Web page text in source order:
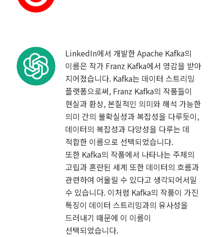
LinkedIn에서 개발한 Apache Kafka의
이름은 작가 Franz Kafka에서 영감을 받아
지어졌습니다. Kafka는 데이터 스트리밍
플랫폼으로써, Franz Kafka의 작품들이
현실과 환상, 본질적인 의미와 해석 가능한
의미 간의 불확실성과 복잡성을 다루듯이,
데이터의 복잡성과 다양성을 다루는 데
적합한 이름으로 선택되었습니다.
또한 Kafka의 작품에서 나타나는 주체의
고립과 혼란된 세계 또한 데이터의 흐름과
관련하여 어울릴 수 있다고 생각되어서일
수 있습니다. 이처럼 Kafka의 작품이 가진
특징이 데이터 스트리밍과의 유사성을
드러내기 때문에 이 이름이
선택되었습니다.